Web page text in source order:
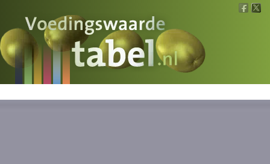
Voedingswaarde
Wat is wat?